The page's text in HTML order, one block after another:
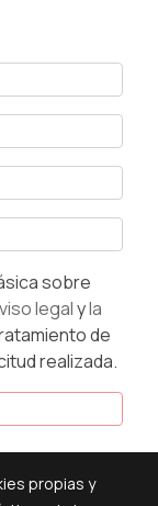
legalyla
de
realizada.
propias y